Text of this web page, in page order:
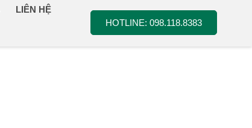
LIÊN HỆ
HOTLINE: 098.118.8383